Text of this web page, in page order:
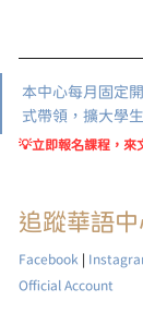
本中心每月固定
式帶領，擴大學
💡立即報名課程，來
追蹤華語
Facebook |
Official Account